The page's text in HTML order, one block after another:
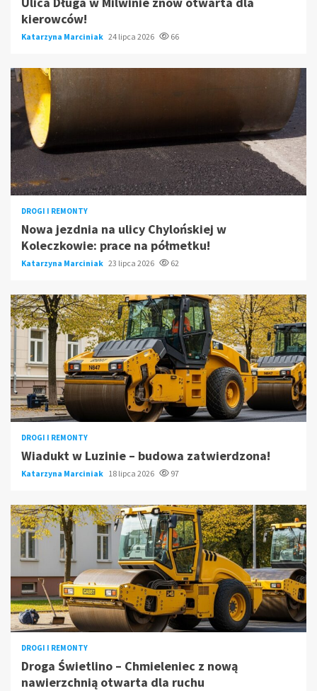
kierowców!
Katarzyna Marciniak 24 lipca 2026 66
DROGI I REMONTY
Nowa jezdnia na ulicy Chylońskiej w
Koleczkowie: prace na półmetku!
Katarzyna Marciniak 23 lipca 2026 62
DROGI I REMONTY
Wiadukt w Luzinie – budowa zatwierdzona!
Katarzyna Marciniak 18 lipca 2026 97
DROGI I REMONTY
Droga Świetlino – Chmieleniec z nową
nawierzchnią otwarta dla ruchu